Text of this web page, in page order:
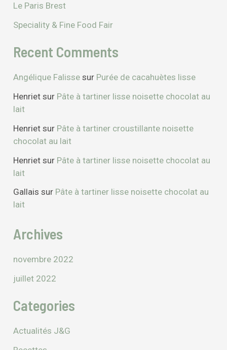
Le Paris Brest
Speciality & Fine Food Fair
Recent Comments
Angélique Falisse sur Purée de cacahuètes lisse
Henriet sur Pâte à tartiner lisse noisette chocolat au
lait
Henriet sur Pâte à tartiner croustillante noisette
chocolat au lait
Henriet sur Pâte à tartiner lisse noisette chocolat au
lait
Gallais sur Pâte à tartiner lisse noisette chocolat au
lait
Archives
novembre 2022
juillet 2022
Categories
Actualités J&G